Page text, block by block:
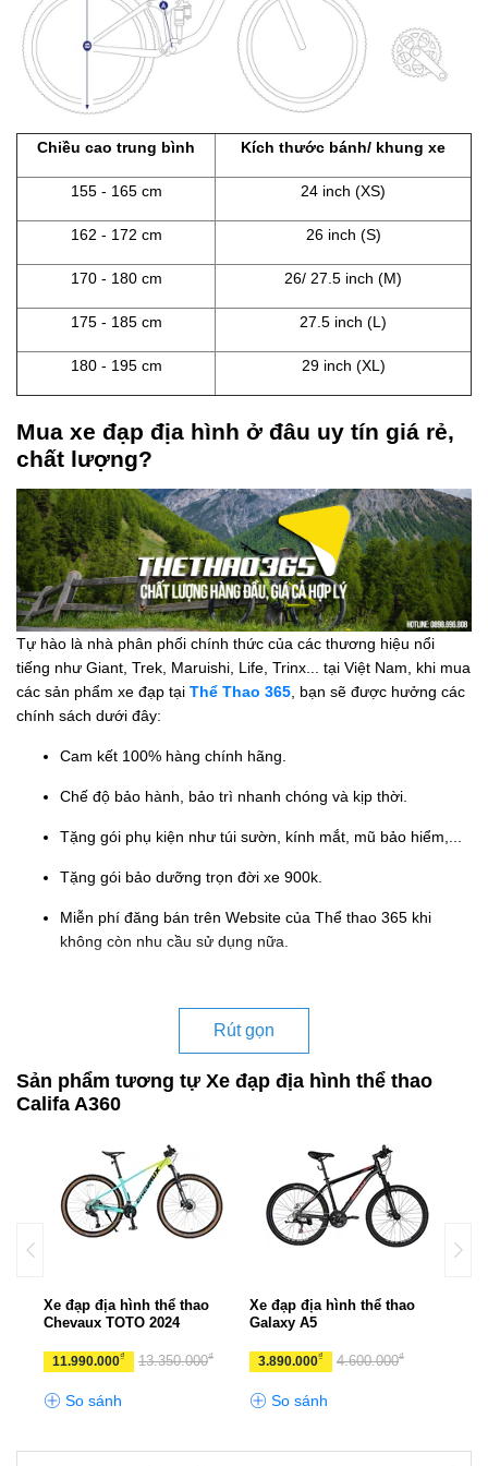
Chiều cao trung bình Kích thước bánh/ khung xe
155 - 165 cm 24 inch (XS)
162 - 172 cm 26 inch (S)
170 - 180 cm 26/ 27.5 inch (M)
175 - 185 cm 27.5 inch (L)
180 - 195 cm 29 inch (XL)
Mua xe đạp địa hình ở đâu uy tín giá rẻ,
chất lượng?
Tự hào là nhà phân phối chính thức của các thương hiệu nổi
tiếng như Giant, Trek, Maruishi, Life, Trinx... tại Việt Nam, khi mua
các sản phẩm xe đạp tại Thể Thao 365 , bạn sẽ được hưởng các
chính sách dưới đây:
Cam kết 100% hàng chính hãng.
Chế độ bảo hành, bảo trì nhanh chóng và kịp thời.
Tặng gói phụ kiện như túi sườn, kính mắt, mũ bảo hiểm,...
Tặng gói bảo dưỡng trọn đời xe 900k.
Miễn phí đăng bán trên Website của Thể thao 365 khi
không còn nhu cầu sử dụng nữa.
Rút gọn
Sản phẩm tương tự Xe đạp địa hình thể thao
Califa A360
Xe đạp địa hình thể thao
Chevaux TOTO 2024
11.990.000₫ 13.350.000₫
So sánh
Xe đạp địa hình thể thao
Galaxy A5
3.890.000₫ 4.600.000₫
So sánh